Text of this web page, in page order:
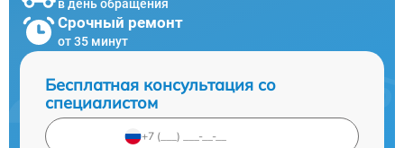
в день обращения
Срочный ремонт
от 35 минут
Бесплатная консультация со
специалистом